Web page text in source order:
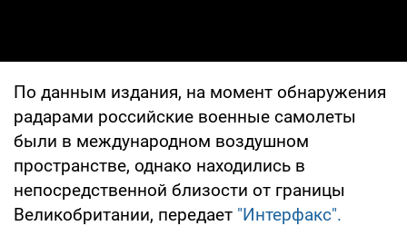
По данным издания, на момент обнаружения
радарами российские военные самолеты
были в международном воздушном
пространстве, однако находились в
непосредственной близости от границы
Великобритании, передает "Интерфакс".